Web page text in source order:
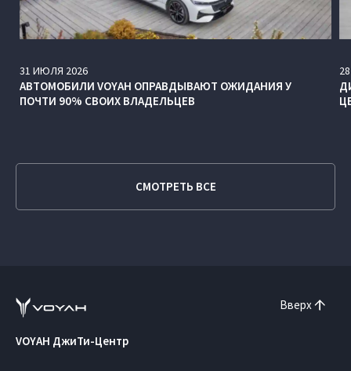
31 ИЮЛЯ 2026
АВТОМОБИЛИ VOYAH ОПРАВДЫВАЮТ ОЖИДАНИЯ У
ПОЧТИ 90% СВОИХ ВЛАДЕЛЬЦЕВ
28
СМОТРЕТЬ ВСЕ
Вверх
VOYAH ДжиТи-Центр